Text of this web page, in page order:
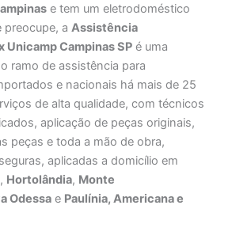
e tem um eletrodoméstico
preocupe, aAssistência
Unicamp Campinas SP é uma
ramo de assistência para
e nacionais há mais de 25
de alta qualidade, com técnicos
aplicação de peças originais,
peças e toda a mão de obra,
aplicadas a domicílio em
, Hortolândia, Monte
Odessa e Paulínia, Americana e